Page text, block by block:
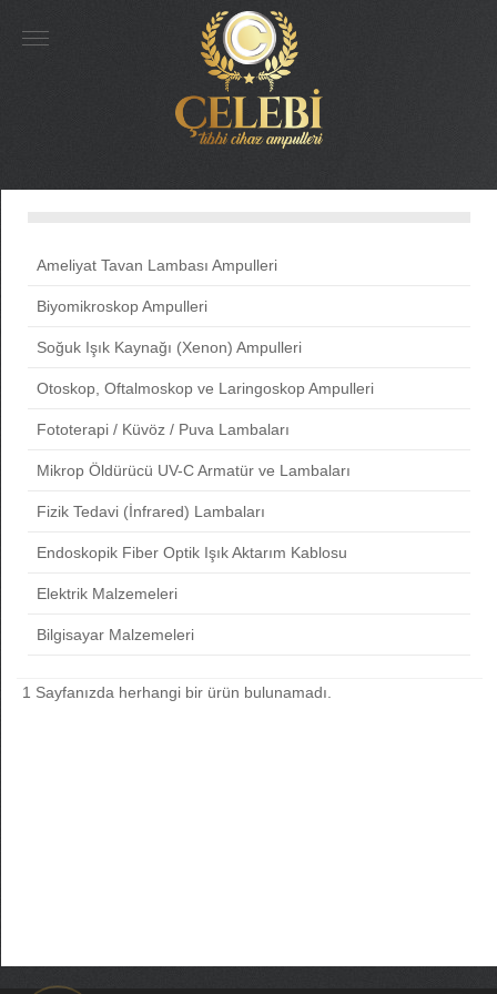
Ameliyat Tavan Lambası Ampulleri
Biyomikroskop Ampulleri
Soğuk Işık Kaynağı (Xenon) Ampulleri
Otoskop, Oftalmoskop ve Laringoskop Ampulleri
Fototerapi / Küvöz / Puva Lambaları
Mikrop Öldürücü UV-C Armatür ve Lambaları
Fizik Tedavi (İnfrared) Lambaları
Endoskopik Fiber Optik Işık Aktarım Kablosu
Elektrik Malzemeleri
Bilgisayar Malzemeleri
1 Sayfanızda herhangi bir ürün bulunamadı.